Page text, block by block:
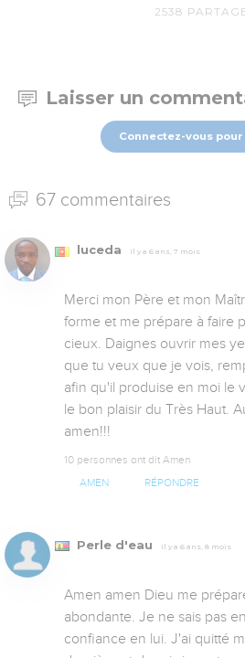
2538
Laisser un
Connectez-vous
67 commentaires
luceda Il y a 6 ans, 7 mois
Merci mon Père et mon
forme et me prépare à faire
cieux. Daignes ouvrir mes
que tu veux que je vois,
afin qu'il produise en moi le
le bon plaisir du Très Haut.
amen!!!
10 personnes ont dit Amen
AMEN RÉPONDRE
Perle d'eau Il y a 6 ans, 8 mois
Amen amen Dieu me
abondante. Je ne sais pas
confiance en lui. J'ai quitté